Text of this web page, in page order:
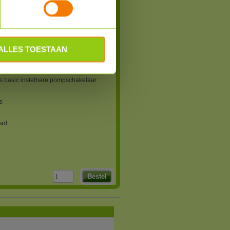
TOESTAAN
de grootste besparing op bij een
veel energie verbruikt maar bespaart
informatie kunt u de handleiding in
downloaden.
basic instelbare pompschakelaar
Bestel